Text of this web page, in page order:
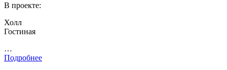
В проекте:
Холл
Гостиная
…
Подробнее